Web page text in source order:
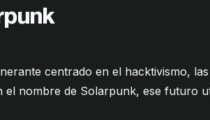
centrado en el hacktivismo,
nombre de Solarpunk, ese futuro